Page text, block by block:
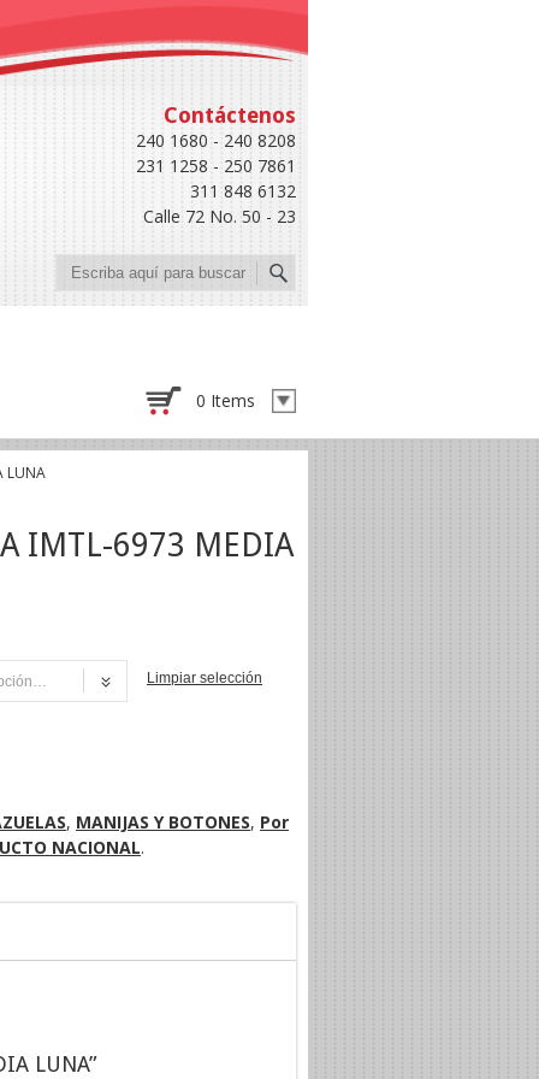
Contáctenos
240 1680 - 240 8208
231 1258 - 250 7861
311 848 6132
Calle 72 No. 50 - 23
Buscar
0 Items
LUNA
IMTL-6973 MEDIA
Limpiar selección
, MANIJAS Y BOTONES, Por
NACIONAL.
LUNA”